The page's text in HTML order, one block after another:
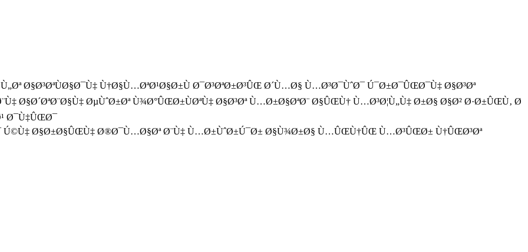
Ø§Ø³ØªÙØ§Ø¯Ù‡ Ù†Ø§Ù…ØªØ¹Ø§Ø±Ù Ø¯Ø³ØªØ±Ø³ÛŒ Ø´Ù…Ø§ Ù…Ø³Ø¯ÙˆØ¯ Ú¯Ø±Ø¯ÛŒØ¯Ù‡ Ø§Ø³Øª
Ø§Ø´ØªØ¨Ø§Ù‡ ØµÙˆØ±Øª Ù¾Ø°ÛŒØ±ÙØªÙ‡ Ø§Ø³Øª Ù…Ø±Ø§ØªØ¨ Ø§ÛŒÙ† Ù…Ø³Ø¦Ù„Ù‡ Ø±Ø§ Ø§Ø² Ø·Ø±ÛŒÙ‚ Ø
Ø¯Ù‡ÛŒØ¯
Ú©Ù‡ Ø§Ø±Ø§ÛŒÙ‡ Ø®Ø¯Ù…Ø§Øª Ø¨Ù‡ Ù…Ø±ÙˆØ±Ú¯Ø± Ø§Ù¾Ø±Ø§ Ù…ÛŒÙ†ÛŒ Ù…Ø³ÛŒØ± Ù†ÛŒØ³Øª